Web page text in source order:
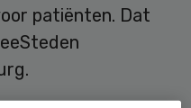
patiënten. Dat